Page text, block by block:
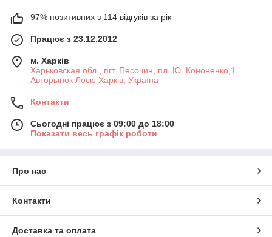
97% позитивних з 114 відгуків за рік
Працює з 23.12.2012
м. Харків
Харьковская обл., пгт. Песочин, пл. Ю. Кононенко,1
Авторынок Лоск, Харків, Україна
Контакти
Сьогодні працює з 09:00 до 18:00
Показати весь графік роботи
Про нас
Контакти
Доставка та оплата